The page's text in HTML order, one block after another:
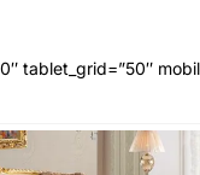
tablet_grid=”50″